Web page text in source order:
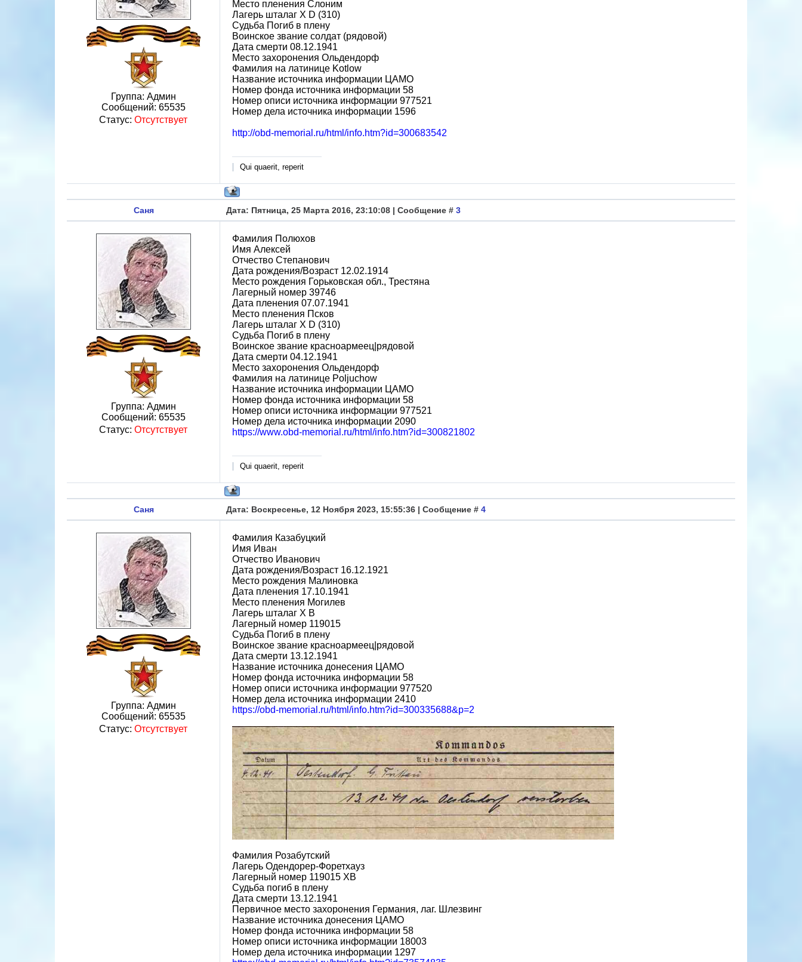
Группа: Админ
Сообщений: 65535
Статус: Отсутствует
Место пленения Слоним
Лагерь шталаг X D (310)
Судьба Погиб в плену
Воинское звание солдат (рядовой)
Дата смерти 08.12.1941
Место захоронения Ольдендорф
Фамилия на латинице Kotlow
Название источника информации ЦАМО
Номер фонда источника информации 58
Номер описи источника информации 977521
Номер дела источника информации 1596
http://obd-memorial.ru/html/info.htm?id=300683542
Qui quaerit, reperit
Саня Дата: Пятница, 25 Марта 2016, 23:10:08 | Сообщение # 3
Группа: Админ
Сообщений: 65535
Статус: Отсутствует
Фамилия Полюхов
Имя Алексей
Отчество Степанович
Дата рождения/Возраст 12.02.1914
Место рождения Горьковская обл., Трестяна
Лагерный номер 39746
Дата пленения 07.07.1941
Место пленения Псков
Лагерь шталаг X D (310)
Судьба Погиб в плену
Воинское звание красноармеец|рядовой
Дата смерти 04.12.1941
Место захоронения Ольдендорф
Фамилия на латинице Poljuchow
Название источника информации ЦАМО
Номер фонда источника информации 58
Номер описи источника информации 977521
Номер дела источника информации 2090
https://www.obd-memorial.ru/html/info.htm?id=300821802
Qui quaerit, reperit
Саня Дата: Воскресенье, 12 Ноября 2023, 15:55:36 | Сообщение # 4
Группа: Админ
Сообщений: 65535
Статус: Отсутствует
Фамилия Казабуцкий
Имя Иван
Отчество Иванович
Дата рождения/Возраст 16.12.1921
Место рождения Малиновка
Дата пленения 17.10.1941
Место пленения Могилев
Лагерь шталаг X B
Лагерный номер 119015
Судьба Погиб в плену
Воинское звание красноармеец|рядовой
Дата смерти 13.12.1941
Название источника донесения ЦАМО
Номер фонда источника информации 58
Номер описи источника информации 977520
Номер дела источника информации 2410
https://obd-memorial.ru/html/info.htm?id=300335688&p=2
Фамилия Розабутский
Лагерь Одендорер-Форетхауз
Лагерный номер 119015 ХВ
Судьба погиб в плену
Дата смерти 13.12.1941
Первичное место захоронения Германия, лаг. Шлезвинг
Название источника донесения ЦАМО
Номер фонда источника информации 58
Номер описи источника информации 18003
Номер дела источника информации 1297